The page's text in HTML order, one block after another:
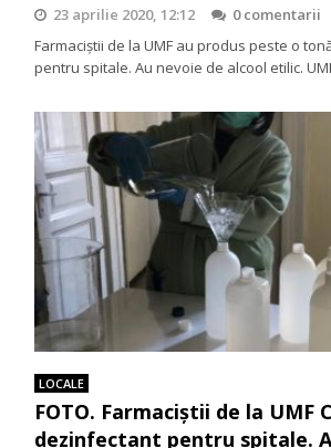
23 aprilie 2020, 12:12
0 comentarii
Farmaciștii de la UMF au produs peste o
pentru spitale. Au nevoie de alcool etilic.
LOCALE
FOTO. Farmaciștii de la UMF
dezinfectant pentru spitale.